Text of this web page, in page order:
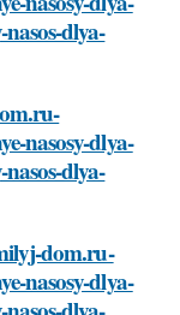
dlya-
nasosy-dlya-
dlya-
dom.ru-
nasosy-dlya-